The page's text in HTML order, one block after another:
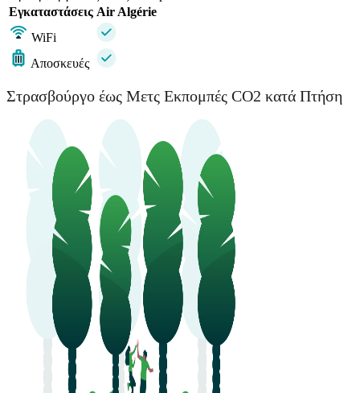
Εγκαταστάσεις Air Algérie
WiFi
Αποσκευές
Στρασβούργο έως Μετς Εκπομπές CO2 κατά Πτήση